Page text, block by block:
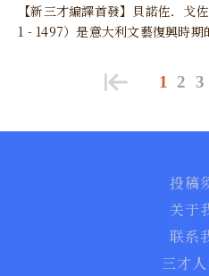
【新三才編譯首發】貝諾佐．
1 - 1497）是意大利文藝復興時期
1 2 3
投稿
关于
联系
三才